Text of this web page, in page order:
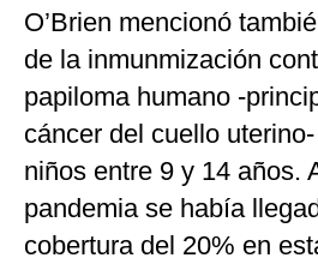
O’Brien mencionó
de la inmunmización
papiloma humano -
cáncer del cuello
niños entre 9 y 14 años.
pandemia se había
cobertura del 20% en